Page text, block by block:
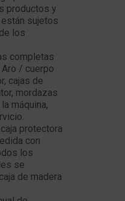
productos y
sujetos
los
completas
/ cuerpo
cajas de
mordazas
máquina,
protectora
con
los
se
de madera